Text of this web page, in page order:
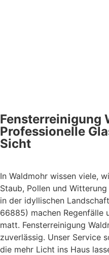
Fensterreinigung
Professionelle
Sicht
In Waldmohr wissen viele,
Staub, Pollen und
in der idyllischen
66885) machen Regenfälle
matt. Fensterreinigung
zuverlässig. Unser Service
die mehr Licht ins Haus